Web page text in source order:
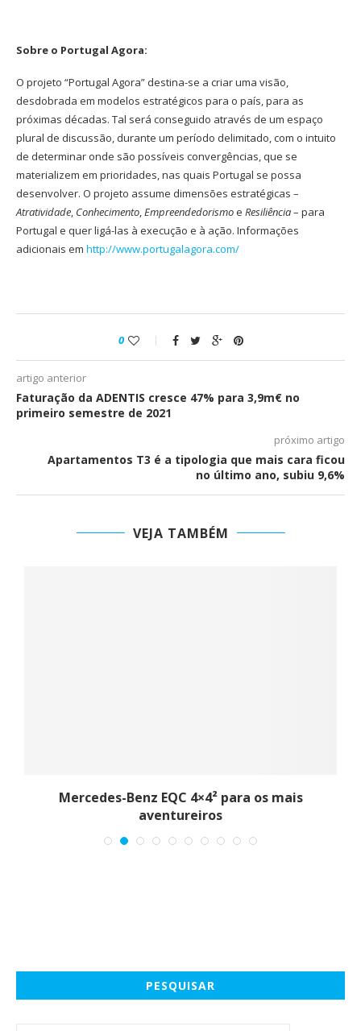
Sobre o Portugal Agora:
O projeto “Portugal Agora” destina-se a criar uma visão,
desdobrada em modelos estratégicos para o país, para as
próximas décadas. Tal será conseguido através de um espaço
plural de discussão, durante um período delimitado, com o intuito
de determinar onde são possíveis convergências, que se
materializem em prioridades, nas quais Portugal se possa
desenvolver. O projeto assume dimensões estratégicas –
Atratividade, Conhecimento,Empreendedorismoe Resiliência– para
Portugal e quer ligá-las à execução e à ação. Informações
adicionais em http://www.portugalagora.com/
0
artigo anterior
Faturação da ADENTIS cresce 47% para 3,9m€ no
primeiro semestre de 2021
próximo artigo
Apartamentos T3 é a tipologia que mais cara ficou
no último ano, subiu 9,6%
VEJA TAMBÉM
Mercedes-Benz EQC 4×4² para os mais
aventureiros
PESQUISAR